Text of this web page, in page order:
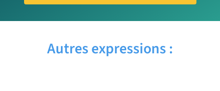
Autres expressions :